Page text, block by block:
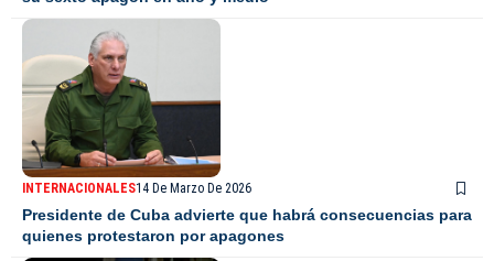
INTERNACIONALES14 De Marzo De 2026
Presidente de Cuba advierte que habrá consecuencias para
quienes protestaron por apagones